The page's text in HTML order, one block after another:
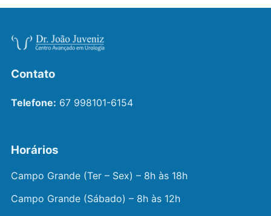
Contato
Telefone: 67 998101-6154
Horários
Campo Grande (Ter – Sex) – 8h às 18h
Campo Grande (Sábado) – 8h às 12h